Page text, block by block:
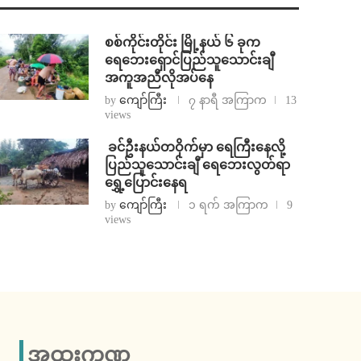
စစ်ကိုင်းတိုင်း မြို့နယ် ၆ ခုက
ရေဘေးရှောင်ပြည်သူသောင်းချီ
အကူအညီလိုအပ်နေ
byကျော်ကြီး ၇ နာရီ အကြာက
13
views
⁩ ⁨ခင်ဦးနယ်တဝိုက်မှာ ရေကြီးနေလို့
ပြည်သူသောင်းချီ ရေဘေးလွတ်ရာ
ရွှေ့ပြောင်းနေရ
byကျော်ကြီး ၁ ရက် အကြာက
9
views
အထူးကဏ္ဍ